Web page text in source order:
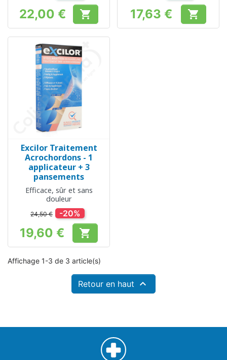
Prix
22,00 €  Prix
17,63 € 
Excilor Traitement
Acrochordons - 1
applicateur + 3
pansements
Efficace, sûr et sans
douleur
24,50 € -20%
Prix
19,60 € 
Affichage 1-3 de 3 article(s)
Retour en haut 